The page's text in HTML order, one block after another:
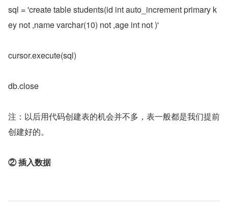
sql = 'create table students(id int auto_increment primary k
ey not ,name varchar(10) not ,age int not )'
cursor.execute(sql)
db.close
注：以后用代码创建表的机会并不多，表一般都是我们提前
创建好的。
② 插入数据